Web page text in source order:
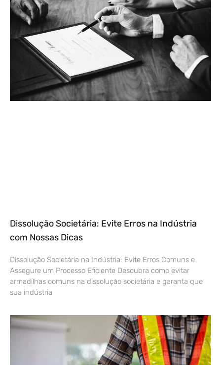
Dissolução Societária: Evite Erros na Indústria
com Nossas Dicas
Dissolução Societária na Indústria: Evite Erros Comuns e
Assegure um Processo Eficiente Descubra como evitar
armadilhas comuns na dissolução societária e garanta que
sua indústria